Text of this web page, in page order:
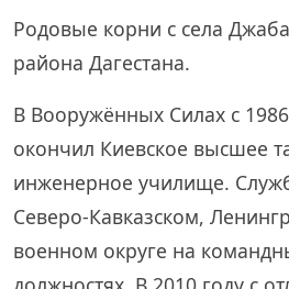
Родовые корни с села
района Дагестана.
В Вооружённых Силах с
окончил Киевское высшее
инженерное училище.
Северо-Кавказском,
военном округе на